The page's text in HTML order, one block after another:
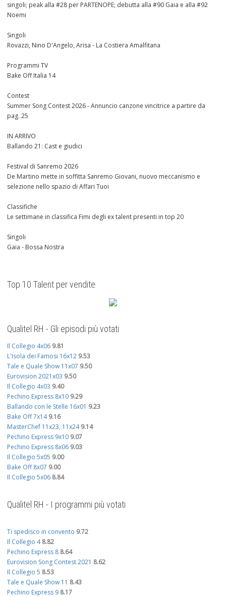
singoli; peak alla #28 per PARTENOPE; debutta alla #90 Gaia e alla #92
Noemi
Singoli
Rovazzi, Nino D'Angelo, Arisa - La Costiera Amalfitana
Programmi TV
Bake Off Italia 14
Contest
Summer Song Contest 2026 - Annuncio canzone vincitrice a partire da
pag. 25
IN ARRIVO
Ballando 21: Cast e giudici
Festival di Sanremo 2026
De Martino mette in soffitta Sanremo Giovani, nuovo meccanismo e
selezione nello spazio di Affari Tuoi
Classifiche
Le settimane in classifica Fimi degli ex talent presenti in top 20
Singoli
Gaia - Bossa Nostra
Top 10 Talent per vendite
Qualitel RH - Gli episodi più votati
Il Collegio 4x06 9.81
L'Isola dei Famosi 16x12 9.53
Tale e Quale Show 11x07 9.50
Eurovision 2021x03 9.50
Il Collegio 4x03 9.40
Pechino Express 8x10 9.29
Ballando con le Stelle 16x01 9.23
Bake Off 7x14 9.16
MasterChef 11x23, 11x24 9.14
Pechino Express 9x10 9.07
Pechino Express 8x06 9.03
Il Collegio 5x05 9.00
Bake Off 8x07 9.00
Il Collegio 5x06 8.84
Qualitel RH - I programmi più votati
Ti spedisco in convento 9.72
Il Collegio 4 8.82
Pechino Express 8 8.64
Eurovision Song Contest 2021 8.62
Il Collegio 5 8.53
Tale e Quale Show 11 8.43
Pechino Express 9 8.17